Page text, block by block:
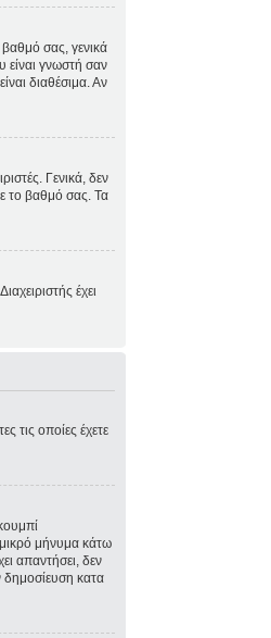
σας, γενικά
είναι γνωστή σαν
διαθέσιμα. Αν
Γενικά, δεν
το βαθμό σας. Τα
έχει
τις οποίες έχετε
μικρό μήνυμα κάτω
απαντήσει, δεν
δημοσίευση κατα